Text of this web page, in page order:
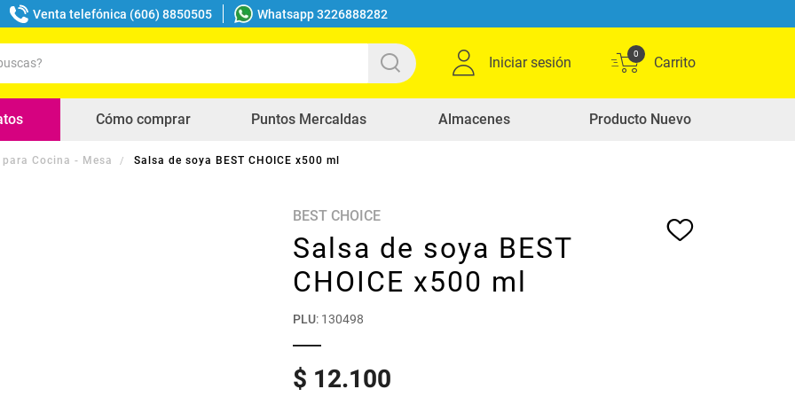
Venta telefónica (606) 8850505 Whatsapp 3226888282
Iniciar sesión
0
Cómo comprar Puntos Mercaldas Almacenes Producto Nuevo
Cocina - Mesa Salsa de soya BEST CHOICE x500 ml
BEST CHOICE
Salsa de soya BEST
CHOICE x500 ml
PLU: 130498
$ 12.100
buscados